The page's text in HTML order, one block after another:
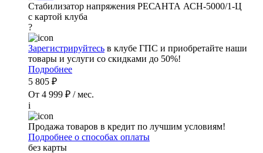
Стабилизатор напряжения РЕСАНТА АСН-5000/1-Ц
с картой клуба
?
Зарегистрируйтесь в клубе ГПС и приобретайте наши
товары и услуги со скидками до 50%!
Подробнее
5 805 ₽
От 4 999 ₽ / мес.
i
Продажа товаров в кредит по лучшим условиям!
Подробнее о способах оплаты
без карты